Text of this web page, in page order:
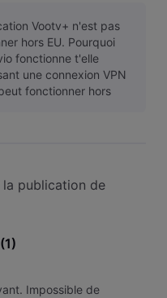
Vootv+ n'est pas
hors EU. Pourquoi
fonctionne t'elle
une connexion VPN
fonctionner hors
publication de
Impossible de